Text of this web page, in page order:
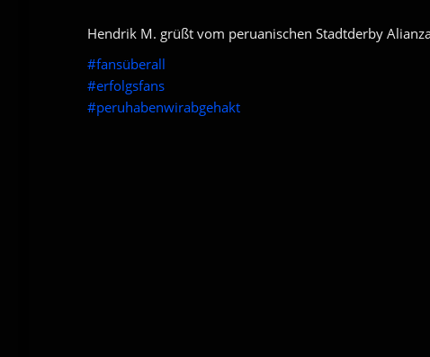
Hendrik M. grüßt vom peruanischen Stadtderby
#fansüberall
#erfolgsfans
#peruhabenwirabgehakt